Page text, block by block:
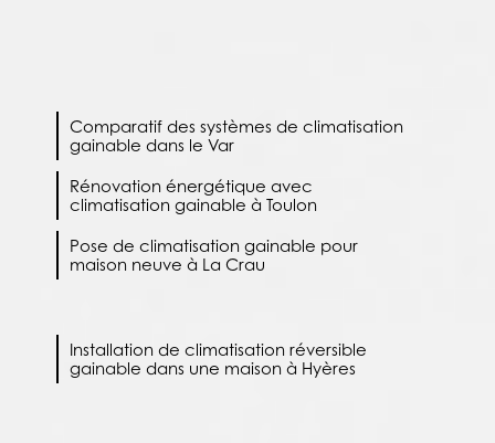
Comparatif des systèmes de climatisation
gainable dans le Var
Rénovation énergétique avec
climatisation gainable à Toulon
Pose de climatisation gainable pour
maison neuve à La Crau
Installation de climatisation réversible
gainable dans une maison à Hyères